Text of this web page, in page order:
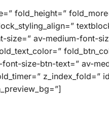
fold_height=”
size=” av-medium-font-
size-btn-text=” av-
z_index_fold=”